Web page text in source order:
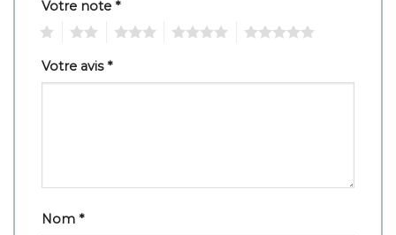
Votre note *
Votre avis*
Nom *